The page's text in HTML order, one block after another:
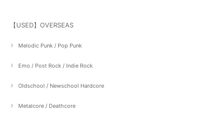
【USED】OVERSEAS
Melodic Punk / Pop Punk
Emo / Post Rock / Indie Rock
Oldschool / Newschool Hardcore
Metalcore / Deathcore